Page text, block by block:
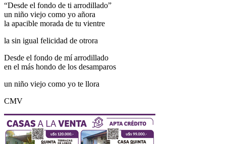
“Desde el fondo de ti arrodillado”
un niño viejo como yo añora
la apacible morada de tu vientre
la sin igual felicidad de otrora
Desde el fondo de mí arrodillado
en el más hondo de los desamparos
un niño viejo como yo te llora
CMV